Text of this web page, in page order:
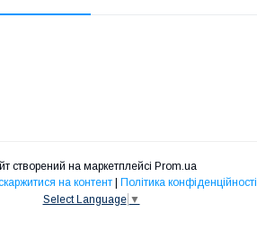
створений на маркетплейсі Prom.ua
на контент
Політика конфіденційності
Select Language ▼